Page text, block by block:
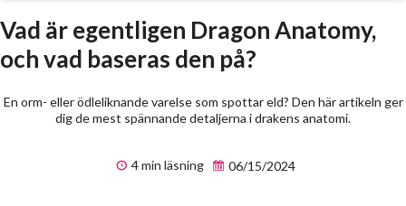
Vad är egentligen Dragon Anatomy,
och vad baseras den på?
En orm- eller ödleliknande varelse som spottar eld? Den här artikeln ger
dig de mest spännande detaljerna i drakens anatomi.
4 min läsning 06/15/2024